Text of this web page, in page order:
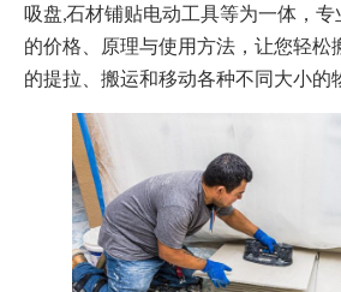
吸盘,石材铺贴电动工具等为一体，
的价格、原理与使用方法，让您轻松
的提拉、搬运和移动各种不同大小的